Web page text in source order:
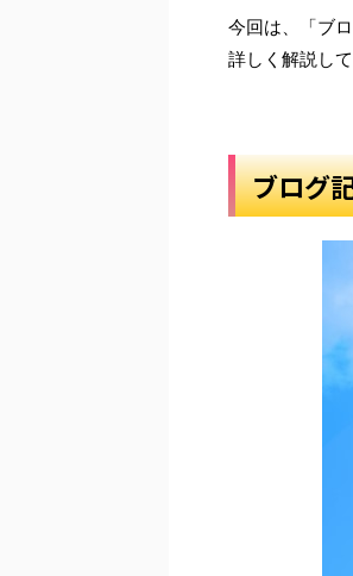
今回は、「ブ
詳しく解説し
ブログ